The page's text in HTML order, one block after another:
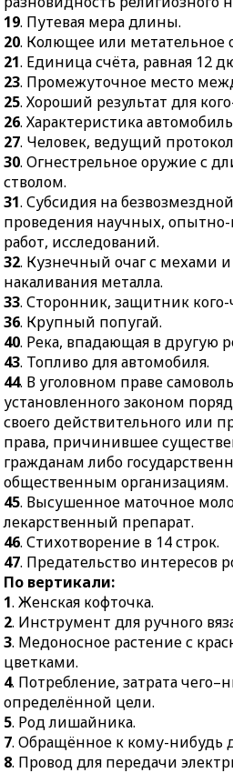
протокол собрания.
30.Огнестрельное
оружие с длинным
ненарезным стволом.
31.Субсидия на
безвозмездной основе
для проведения
научных, опытно-
конструкторских работ,
исследований.
32.Кузнечный очаг с
мехами и поддувалом
для накаливания
металла.
33.Сторонник,
защитник кого-чего–
нибудь.
36.Крупный попугай.
40.Река, впадающая в
другую реку.
43.Топливо для
автомобиля.
44.В уголовном праве
самовольное, с
нарушением
установленного законом
порядка, осуществление
своего действительного
или предполагаемого
права, причинившее
существенный вред
гражданам либо
государственным или
общественным
организациям.
45.Высушенное
24.
28.
29.
34.
35.
из
в
38.
39.
41.
42.
19. Путевая мера длины.
20. Колющее или метательное
21. Единица счёта, равная 12
23. Промежуточное место
25. Хороший результат для
26. Характеристика
27. Человек, ведущий
30. Огнестрельное оружие с
стволом.
31. Субсидия на
проведения научных, опытно-
работ, исследований.
32. Кузнечный очаг с мехами
накаливания металла.
33. Сторонник, защитник кого-
36. Крупный попугай.
40. Река, впадающая в другую
43. Топливо для автомобиля.
44. В уголовном праве
установленного законом
своего действительного или
права, причинившее
гражданам либо
общественным организациям.
45. Высушенное маточное
лекарственный препарат.
46. Стихотворение в 14 строк.
47. Предательство интересов
По вертикали:
1. Женская кофточка.
2. Инструмент для ручного
3. Медоносное растение с
цветками.
4. Потребление, затрата
определённой цели.
5. Род лишайника.
7. Обращённое к кому-нибудь
8. Провод для передачи